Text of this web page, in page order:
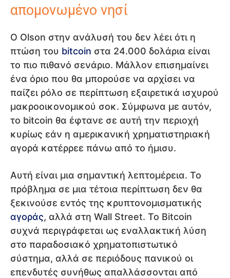
απομονωμένο νησί
Ο Olson στην ανάλυσή του δεν λέει ότι η
πτώση του bitcoin στα 24.000 δολάρια είναι
το πιο πιθανό σενάριο. Μάλλον επισημαίνει
ένα όριο που θα μπορούσε να αρχίσει να
παίζει ρόλο σε περίπτωση εξαιρετικά ισχυρού
μακροοικονομικού σοκ. Σύμφωνα με αυτόν,
το bitcoin θα έφτανε σε αυτή την περιοχή
κυρίως εάν η αμερικανική χρηματιστηριακή
αγορά κατέρρεε πάνω από το ήμισυ.
Αυτή είναι μια σημαντική λεπτομέρεια. Το
πρόβλημα σε μια τέτοια περίπτωση δεν θα
ξεκινούσε εντός της κρυπτονομισματικής
αγοράς, αλλά στη Wall Street. Το Bitcoin
συχνά περιγράφεται ως εναλλακτική λύση
στο παραδοσιακό χρηματοπιστωτικό
σύστημα, αλλά σε περιόδους πανικού οι
επενδυτές συνήθως απαλλάσσονται από